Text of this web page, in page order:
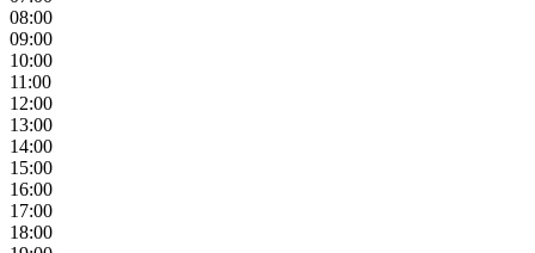
08:00
09:00
10:00
11:00
12:00
13:00
14:00
15:00
16:00
17:00
18:00